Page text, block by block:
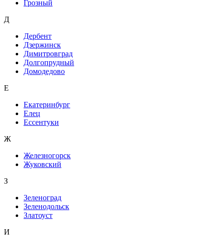
Грозный
Д
Дербент
Дзержинск
Димитровград
Долгопрудный
Домодедово
Е
Екатеринбург
Елец
Ессентуки
Ж
Железногорск
Жуковский
З
Зеленоград
Зеленодольск
Златоуст
И